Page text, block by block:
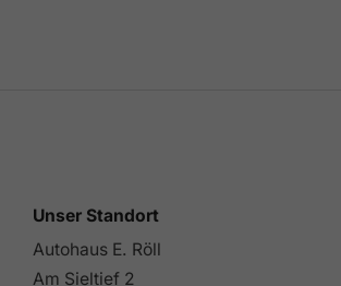
Unser Standort
Autohaus E. Röll
Am Sieltief 2